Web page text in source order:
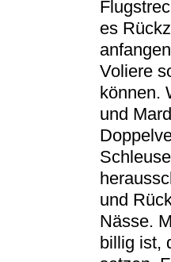
es
Voliere
können.
und
und
Nässe.
billig ist,